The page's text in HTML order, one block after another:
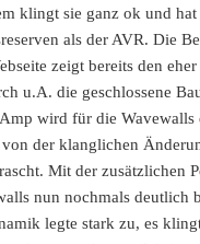
klingt sie ganz ok und
als der AVR. Die
zeigt bereits den
u.A. die geschlossene
wird für die Wavewalls
der klanglichen
Mit der zusätzlichen
nun nochmals deutlich
legte stark zu, es